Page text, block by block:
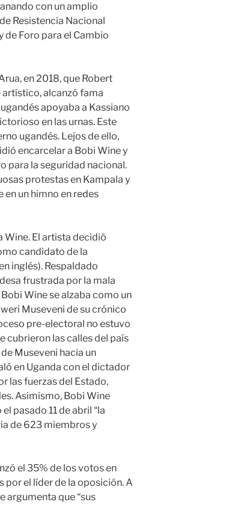
con un amplio
Resistencia Nacional
de Foro para el Cambio
en 2018, que Robert
alcanzó fama
apoyaba a Kassiano
en las urnas. Este
ugandés. Lejos de ello,
encarcelar a Bobi Wine y
para la seguridad nacional.
protestas en Kampala y
un himno en redes
Wine. El artista decidió
candidato de la
inglés). Respaldado
frustrada por la mala
Wine se alzaba como un
Museveni de su crónico
pre-electoral no estuvo
cubrieron las calles del país
Museveni hacia un
en Uganda con el dictador
las fuerzas del Estado,
Asimismo, Bobi Wine
pasado 11 de abril “la
de 623 miembros y
el 35% de los votos en
por el líder de la oposición. A
argumenta que “sus